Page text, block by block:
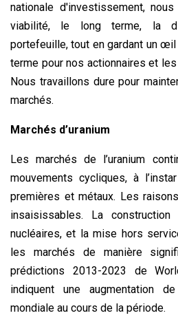
nationale d'investissement,
viabilité, le long terme, la
portefeuille, tout en gardant un
terme pour nos actionnaires et
Nous travaillons dure pour
marchés.
Marchés d’uranium
Les marchés de l’uranium
mouvements cycliques, à
premières et métaux. Les
insaisissables. La construction
nucléaires, et la mise hors
les marchés de manière
prédictions 2013-2023 de
indiquent une augmentation
mondiale au cours de la période.